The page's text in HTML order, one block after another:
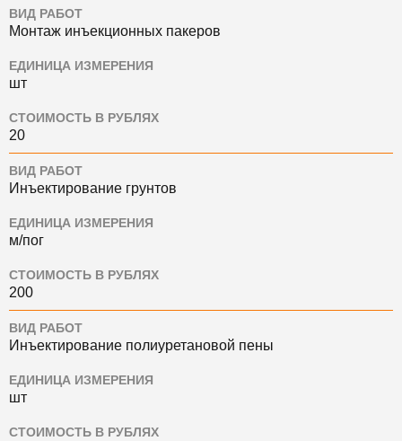
ВИД РАБОТ
Монтаж инъекционных пакеров
ЕДИНИЦА ИЗМЕРЕНИЯ
шт
СТОИМОСТЬ В РУБЛЯХ
20
ВИД РАБОТ
Инъектирование грунтов
ЕДИНИЦА ИЗМЕРЕНИЯ
м/пог
СТОИМОСТЬ В РУБЛЯХ
200
ВИД РАБОТ
Инъектирование полиуретановой пены
ЕДИНИЦА ИЗМЕРЕНИЯ
шт
СТОИМОСТЬ В РУБЛЯХ